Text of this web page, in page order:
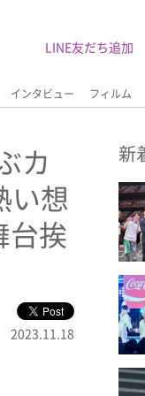
インタビュー フィルム
LINE友だち追加
カ
い想
台挨
2023.11.18
新